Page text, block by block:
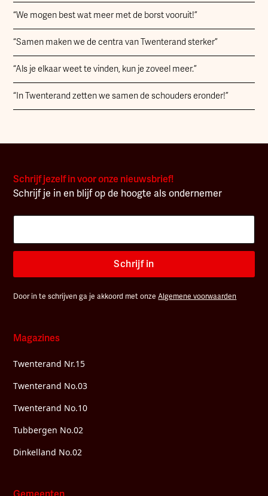
“We mogen best wat meer met de borst vooruit!”
“Samen maken we de centra van Twenterand sterker”
“Als je elkaar weet te vinden, kun je zoveel meer.”
“In Twenterand zetten we samen de schouders eronder!”
Schrijf jezelf in voor onze nieuwsbrief!
Schrijf je in en blijf op de hoogte als ondernemer
Schrijf in
Door in te schrijven ga je akkoord met onzeAlgemene voorwaarden
Magazines
Twenterand Nr.15
Twenterand No.03
Twenterand No.10
Tubbergen No.02
Dinkelland No.02